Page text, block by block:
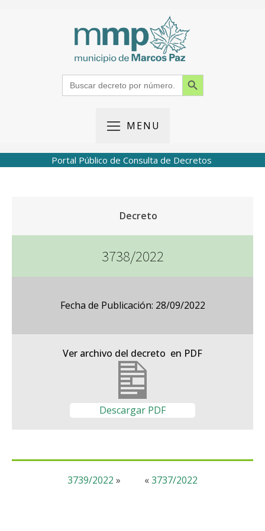
Search
for:
Search Button
MENU
Portal Público de Consulta de Decretos
Decreto
3738/2022
Fecha de Publicación: 28/09/2022
Ver archivo del decreto en PDF
Descargar PDF
«3737/2022
3739/2022 »